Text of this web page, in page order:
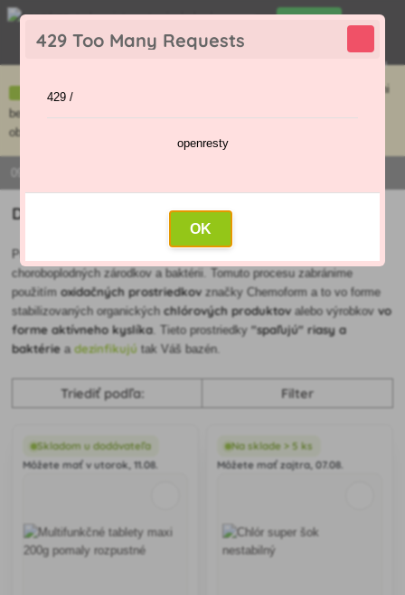
429 Too Many Requests
429 /
openresty
OK
Ceny uvedené na e-shope sa môžu líšiť od cien v kamennej predajni
bez objednávky. Tovar skladom pripravíme do 30 min na základe
objednávky. Predajňa je v sobotu zatvorená.
Menu
Dezinfekcia
Pri teplotách vyšších ako 20 °C dochádza k rýchlejšiemu rozmnoženiu
choroboplodných zárodkov a baktérii. Tomuto procesu zabránime
použitímoxidačných prostriedkovznačky Chemoform a to vo forme
stabilizovaných organickýchchlórových produktovalebo výrobkovvo
forme aktívneho kyslíka. Tieto prostriedky"spaľujú" riasy a
baktérie adezinfikujútak Váš bazén.
Triediť podľa: Filter
Skladom u dodávateľa
Môžete mať v utorok, 11.08.
Na sklade > 5 ks
Môžete mať zajtra, 07.08.